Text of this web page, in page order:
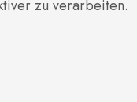
zu verarbeiten.